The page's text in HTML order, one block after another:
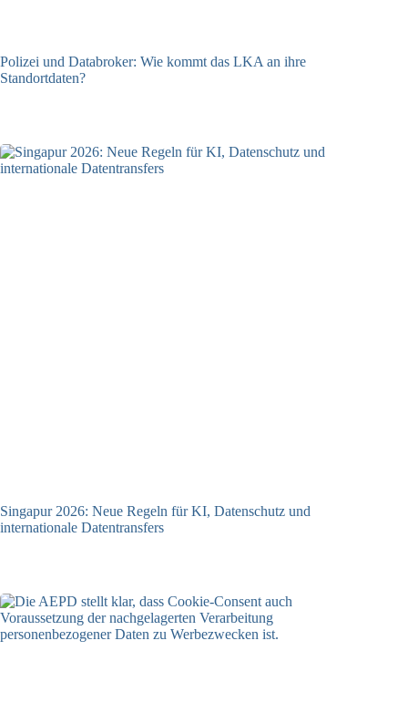
Polizei und Databroker: Wie kommt das LKA an ihre
Standortdaten?
Singapur 2026: Neue Regeln für KI, Datenschutz und
internationale Datentransfers